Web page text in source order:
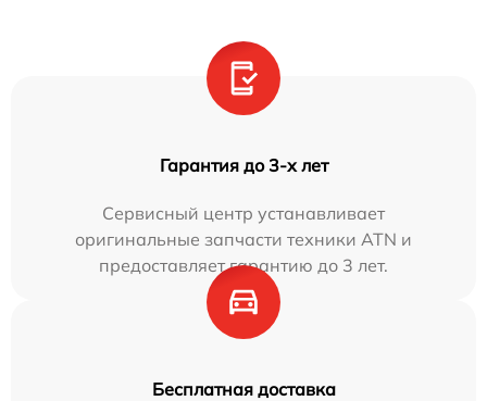
Гарантия до 3-х лет
Сервисный центр устанавливает
оригинальные запчасти техники ATN и
предоставляет гарантию до 3 лет.
Бесплатная доставка